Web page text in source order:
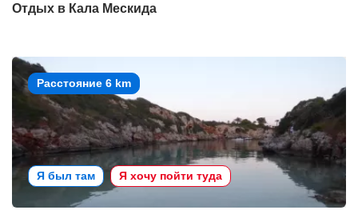
Отдых в Кала Мескида
Расстояние 6 km
Я был там Я хочу пойти туда